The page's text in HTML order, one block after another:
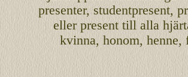
presenter, studentpresent,
eller present till alla
kvinna, honom, henne,